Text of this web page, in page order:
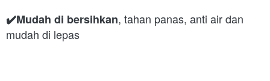
✔️Mudah di bersihkan, tahan panas, anti air dan
mudah di lepas